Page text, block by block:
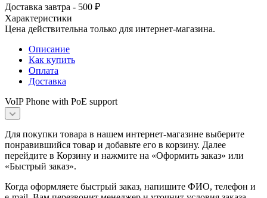
Доставка завтра - 500 ₽
Характеристики
Цена действительна только для интернет-магазина.
Описание
Как купить
Оплата
Доставка
VoIP Phone with PoE support
Для покупки товара в нашем интернет-магазине выберите
понравившийся товар и добавьте его в корзину. Далее
перейдите в Корзину и нажмите на «Оформить заказ» или
«Быстрый заказ».
Когда оформляете быстрый заказ, напишите ФИО, телефон и